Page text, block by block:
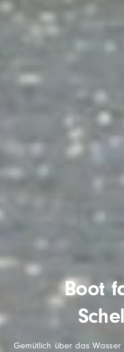
Boot
Gemütlich über das